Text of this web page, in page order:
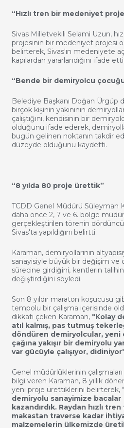
“Hızlı tren bir medeniyet
Sivas Milletvekili Selami Uzun,
projesinin bir medeniyet projesi
belirterek, Sivas'ın medeniyete
kapılardan yararlandığını ifade etti.
“Bende bir demiryolcu
Belediye Başkanı Doğan Ürgüp
birçok kişinin yakınının
çalıştığını, kendisinin bir
olduğunu ifade ederek,
bugün gelinen noktanın takdir
düzeyde olduğunu kaydetti.
“8 yılda 80 proje ürettik”
TCDD Genel Müdürü Süleyman
daha önce 2, 7 ve 6. bölge
gerçekleştirilen törenin
Sivas'ta yapıldığını belirtti.
Karaman, demiryollarının
sanayisiyle büyük bir değişim ve
sürecine girdiğini, kentlerin
değiştirdiğini söyledi.
Son 8 yıldır maraton koşucusu
tempolu bir çalışma içerisinde
dikkati çeken Karaman, "Kolay
atıl kalmış, pas tutmuş
döndüren demiryolcular, yeni
çağına yakışır bir demiryolu
var gücüyle çalışıyor,
Genel müdürlüklerinin çalışmaları
bilgi veren Karaman, 8 yıllık
yeni proje ürettiklerini belirterek, "
demiryolu sanayimize bacalar
kazandırdık. Raydan hızlı
makastan traverse kadar
malzemelerin ülkemizde